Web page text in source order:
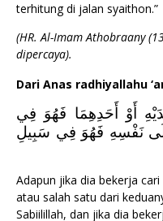
terhitung di jalan syaithon.”
(HR. Al-Imam Athobraany
dipercaya).
Dari Anas radhiyallahu
أَوْ أَحَدِهِمَا فَهُوَ فِي
نَفْسِهِ فَهُوَ فِي سَبِيلِ
Adapun jika dia bekerja
atau salah satu dari
Sabiilillah, dan jika dia